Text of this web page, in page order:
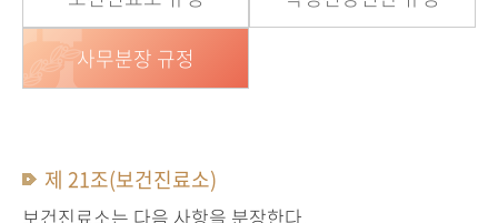
사무분장 규정
제 21조(보건진료소)
보건진료소는 다음 사항을 분장한다.